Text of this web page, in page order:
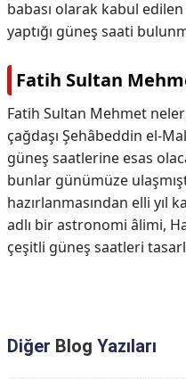
babası olarak kabul
yaptığı güneş saati
Fatih Sultan
Fatih Sultan Mehmet neler
çağdaşı Şehâbeddin el-
güneş saatlerine esas
bunlar günümüze
hazırlanmasından elli yıl
adlı bir astronomi âlimi,
çeşitli güneş saatleri
Diğer Blog Yazıları